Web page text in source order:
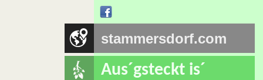
stammersdorf.com
Aus´gsteckt is´